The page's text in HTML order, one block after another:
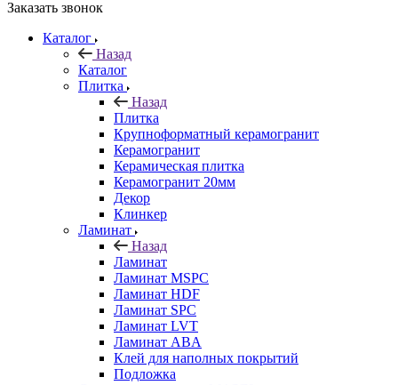
Заказать звонок
Каталог
Назад
Каталог
Плитка
Назад
Плитка
Крупноформатный керамогранит
Керамогранит
Керамическая плитка
Керамогранит 20мм
Декор
Клинкер
Ламинат
Назад
Ламинат
Ламинат MSPC
Ламинат HDF
Ламинат SPC
Ламинат LVT
Ламинат ABA
Клей для наполных покрытий
Подложка